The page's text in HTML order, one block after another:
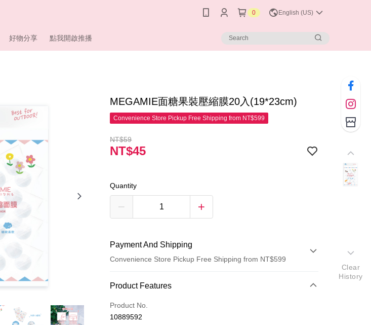
0 English (US)
好物分享 點我開啟推播
MEGAMIE面糖果裝壓縮膜20入(19*23cm)
Convenience Store Pickup Free Shipping from NT$599
NT$59
NT$45
Quantity
Payment And Shipping
Convenience Store Pickup Free Shipping from NT$599
Payment Method
Credit Card (Full Payment)
Convenience Store Pickup and Pay
Product Features
Product No.
10889592
Clear
History